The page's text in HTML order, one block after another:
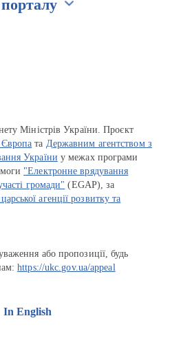
Міністрів України. Проєкт
та Державним агентством з
України у межах програми
"Електронне врядування
громади" (EGAP), за
агенції розвитку та
або пропозиції, будь
https://ukc.gov.ua/appeal
In English